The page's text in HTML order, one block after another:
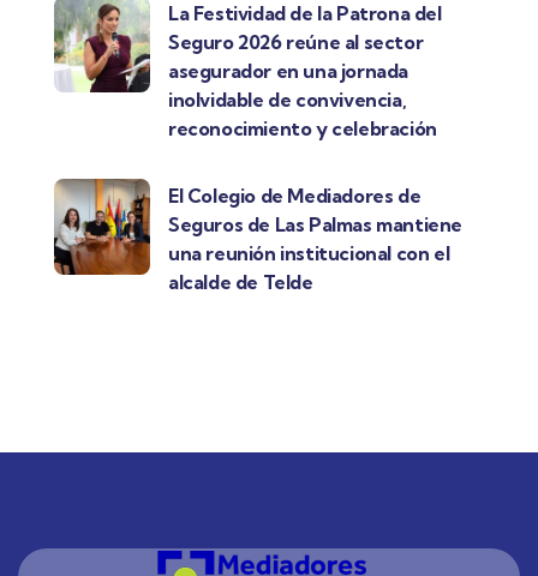
La Festividad de la Patrona del
Seguro 2026 reúne al sector
asegurador en una jornada
inolvidable de convivencia,
reconocimiento y celebración
El Colegio de Mediadores de
Seguros de Las Palmas mantiene
una reunión institucional con el
alcalde de Telde